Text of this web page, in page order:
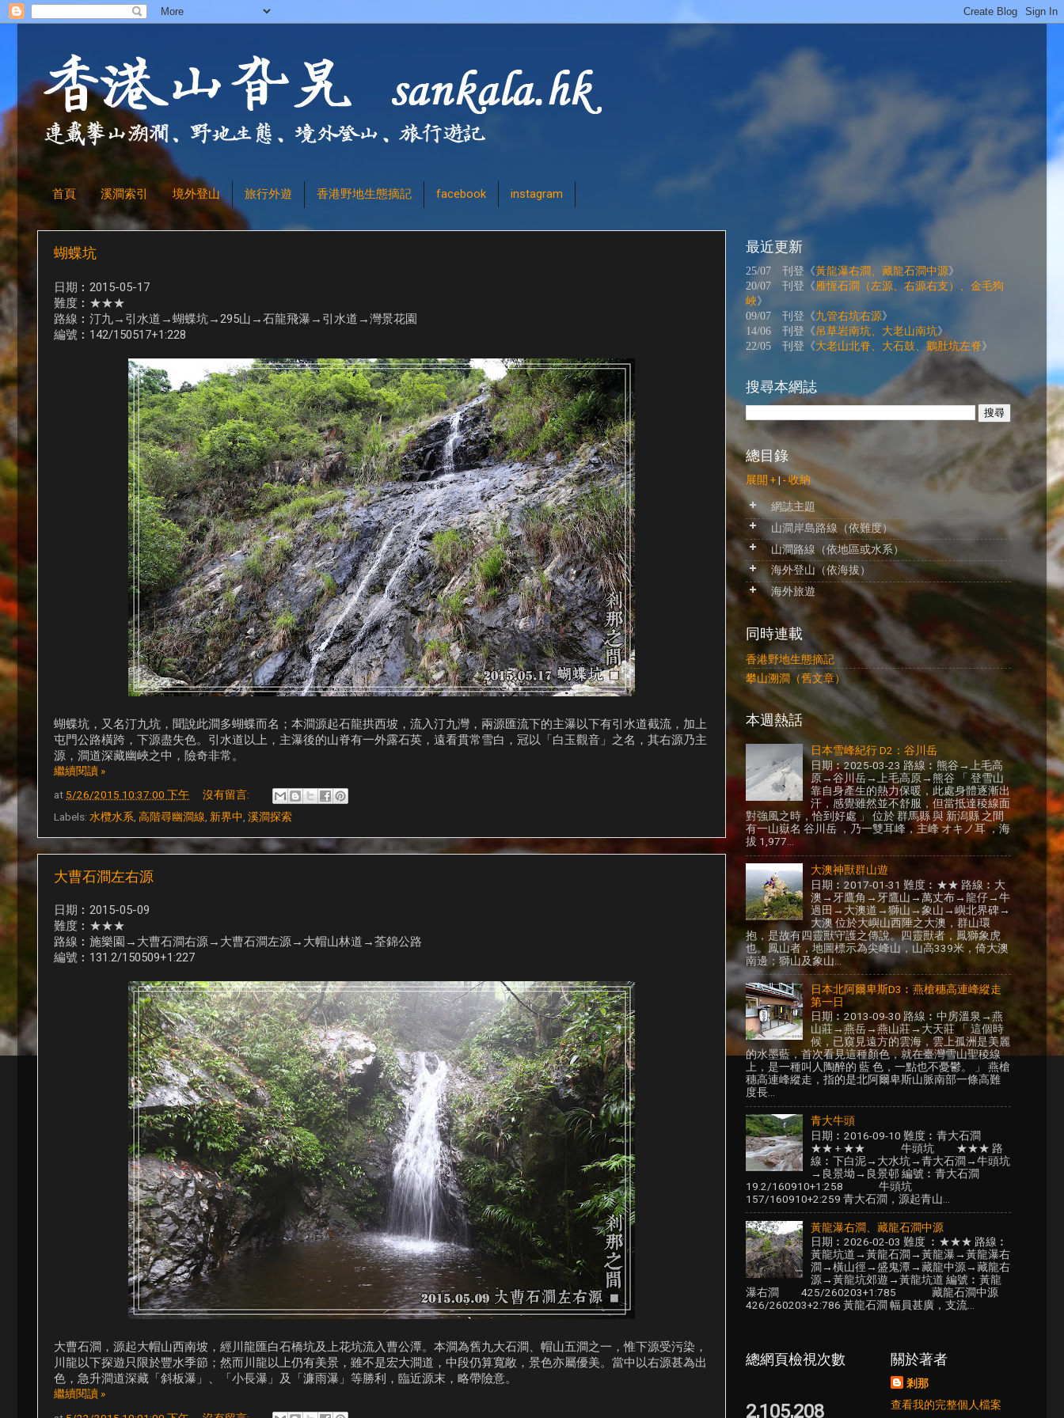
首頁 溪澗索引 境外登山 旅行外遊 香港野地生態摘記 facebook instagram
蝴蝶坑
日期︰2015-05-17
難度︰★★★
路線︰汀九→引水道→蝴蝶坑→295山→石龍飛瀑→引水道→灣景花園
編號︰142/150517+1:228
蝴蝶坑，又名汀九坑，聞說此澗多蝴蝶而名；本澗源起石龍拱西坡，流入汀九灣，兩源匯流下的主瀑以下有引水道截流，加上
屯門公路橫跨，下源盡失色。引水道以上，主瀑後的山脊有一外露石英，遠看貫常雪白，冠以「白玉觀音」之名，其右源乃主
源，澗道深藏幽峽之中，險奇非常。
繼續閱讀 »
at 5/26/2015 10:37:00 下午
沒有留言:
Labels: 水欖水系 高階尋幽澗線 新界中 溪澗探索
大曹石澗左右源
日期︰2015-05-09
難度︰★★★
路線︰施樂園→大曹石澗右源→大曹石澗左源→大帽山林道→荃錦公路
編號︰131.2/150509+1:227
大曹石澗，源起大帽山西南坡，經川龍匯白石橋坑及上花坑流入曹公潭。本澗為舊九大石澗、帽山五澗之一，惟下源受污染，
川龍以下探遊只限於豐水季節；然而川龍以上仍有美景，雖不是宏大澗道，中段仍算寬敞，景色亦屬優美。當中以右源甚為出
色，急升澗道深藏「斜板瀑」、「小長瀑」及「濂雨瀑」等勝利，臨近源末，略帶險意。
繼續閱讀 »
最近更新
25/07 刊登《黃龍瀑右澗、藏龍石澗中源》
20/07 刊登《雁恆石澗（左源、右源右支）、金毛狗
峽》
09/07 刊登《九管右坑右源》
14/06 刊登《吊草岩南坑、大老山南坑》
22/05 刊登《大老山北脊、大石鼓、鵝肚坑左脊》
搜尋本網誌
總目錄
展開 +| - 收納
網誌主題
山澗岸島路線（依難度）
山澗路線（依地區或水系）
海外登山（依海拔）
海外旅遊
同時連載
香港野地生態摘記
攀山溯澗（舊文章）
本週熱話
日本雪峰紀行 D2：谷川岳
日期︰2025-03-23 路線︰熊谷→上毛高
原→谷川岳→上毛高原→熊谷 「 登雪山
靠自身產生的熱力保暖，此處身體逐漸出
汗，感覺雖然並不舒服，但當抵達稜線面
對強風之時，恰到好處 」 位於 群馬縣 與 新潟縣 之間
有一山嶽名 谷川岳 ，乃一雙耳峰，主峰 オキノ耳 ，海
拔 1,977...
大澳神獸群山遊
日期︰2017-01-31 難度︰★★ 路線︰大
澳→牙鷹角→牙鷹山→萬丈布→龍仔→牛
過田→大澳道→獅山→象山→嶼北界碑→
大澳 位於大嶼山西陲之大澳，群山環
抱，是故有四靈獸守護之傳說。四靈獸者，鳳獅象虎
也。鳳山者，地圖標示為尖峰山，山高339米，倚大澳
南邊；獅山及象山...
日本北阿爾卑斯D3︰燕槍穗高連峰縱走
第一日
日期︰2013-09-30 路線︰中房溫泉→燕
山莊→燕岳→燕山莊→大天莊 「 這個時
候，已窺見遠方的雲海，雲上孤洲是美麗
的水墨藍，首次看見這種顏色，就在臺灣雪山聖稜線
上，是一種叫人陶醉的 藍 色，一點也不憂鬱。 」 燕槍
穗高連峰縱走，指的是北阿爾卑斯山脈南部一條高難
度長...
青大牛頭
日期︰2016-09-10 難度︰青大石澗
★★ + ★★ 牛頭坑 ★★★ 路
線︰下白泥→大水坑→青大石澗→牛頭坑
→良景坳→良景邨 編號︰青大石澗
19.2/160910+1:258 牛頭坑
157/160910+2:259 青大石澗，源起青山...
黃龍瀑右澗、藏龍石澗中源
日期︰2026-02-03 難度 ︰★★★ 路線︰
黃龍坑道→黃龍石澗→黃龍瀑→黃龍瀑右
澗→橫山徑→盛鬼潭→藏龍中源→藏龍右
源→黃龍坑郊遊→黃龍坑道 編號︰黃龍
瀑右澗 425/260203+1:785 藏龍石澗中源
426/260203+2:786 黃龍石澗 幅員甚廣，支流...
總網頁檢視次數
2,105,208
關於著者
剎那
查看我的完整個人檔案